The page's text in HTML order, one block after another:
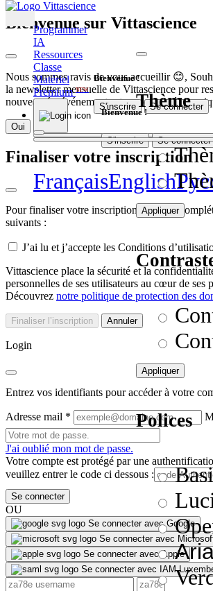
Bienvenue sur Vittascience
Nous sommes ravis de vous accueillir 😊,
la newsletter mensuelle de Vittascience pour
nouveautés, événements et contenus
Oui
Finaliser votre inscription
Pour finaliser votre inscription, veuillez
suivants :
J’ai lu et j’accepte les Conditions
Vittascience place la sécurité et la
personnelles de ses utilisateurs au cœur de ses
Découvrez notre politique de protection des
Finaliser l’inscription Annuler
Login
Entrez vos identifiants pour accéder à votre
Adresse mail *
J'ai oublié mon mot de passe.
Votre compte est protégé par une
veuillez entrer le code ci dessous :
Se connecter
OU
Se connecter avec Google
Se connecter avec
Se connecter avec Apple
Se connecter avec IAM
Bienvenue !
S'inscrire Se connecter
Programmer
IA
Ressources
Classe
Matériel
PremiumNEW
Bienvenue !
S'inscrire Se connecter
Thème
Appliquer
Appliquer
Polices
FrançaisEnglish